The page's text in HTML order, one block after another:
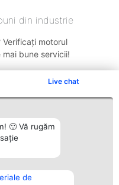
Live chat
🙂 Vă rugăm
de
din industrie
Verificați motorul
bune servicii!
Contact